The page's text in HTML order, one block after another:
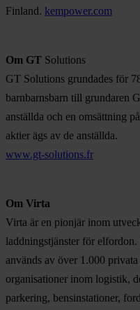
Finland. kempower.com
Om GT Solutions
GT Solutions grundades för
barnbarnsbarn till grundaren
anställda och en omsättning
aktier ägs av de anställda.
www.gt-solutions.fr
Om Virta
Virta är en pionjär inom
laddningstjänster för
används av över 1.000
organisationer inom logistik,
parkering, bensinstationer,